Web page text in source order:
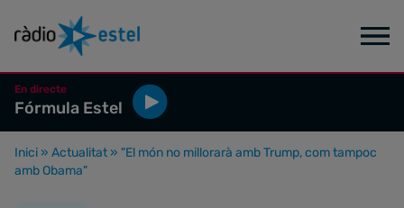
En directe
Fórmula Estel
Inici » Actualitat » "El món no millorarà amb Trump, com tampoc
amb Obama"